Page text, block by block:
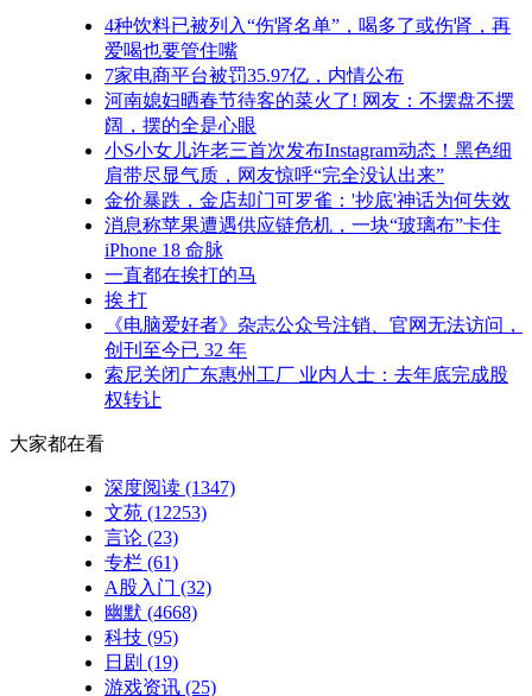
4种饮料已被列入“伤肾名单”，喝多了或伤肾，再
爱喝也要管住嘴
7家电商平台被罚35.97亿，内情公布
河南媳妇晒春节待客的菜火了! 网友：不摆盘不摆
阔，摆的全是心眼
小S小女儿许老三首次发布Instagram动态！黑色细
肩带尽显气质，网友惊呼“完全没认出来”
金价暴跌，金店却门可罗雀：'抄底'神话为何失效
消息称苹果遭遇供应链危机，一块“玻璃布”卡住
iPhone 18 命脉
一直都在挨打的马
挨 打
《电脑爱好者》杂志公众号注销、官网无法访问，
创刊至今已 32 年
索尼关闭广东惠州工厂 业内人士：去年底完成股
权转让
大家都在看
深度阅读 (1347)
文苑 (12253)
言论 (23)
专栏 (61)
A股入门 (32)
幽默 (4668)
科技 (95)
日剧 (19)
游戏资讯 (25)